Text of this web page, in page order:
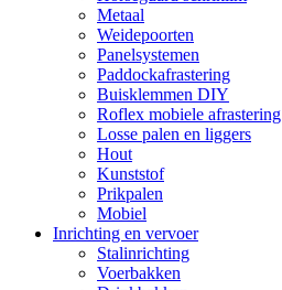
Metaal
Weidepoorten
Panelsystemen
Paddockafrastering
Buisklemmen DIY
Roflex mobiele afrastering
Losse palen en liggers
Hout
Kunststof
Prikpalen
Mobiel
Inrichting en vervoer
Stalinrichting
Voerbakken